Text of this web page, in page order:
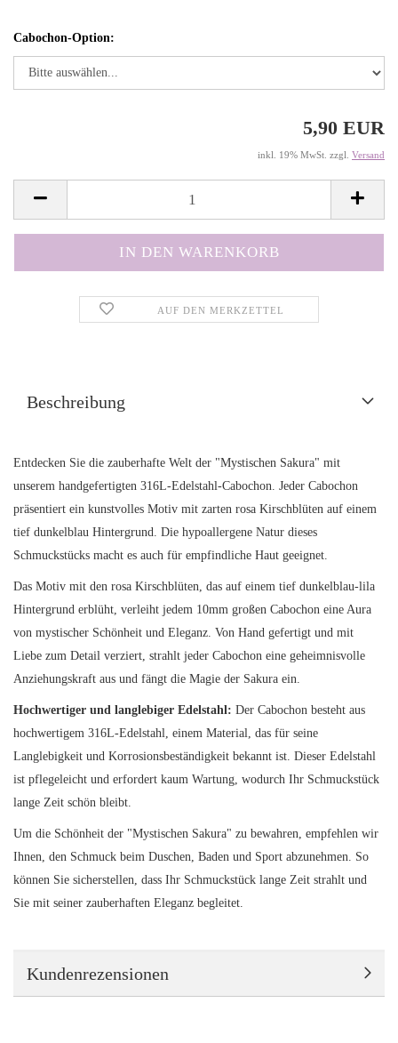
Cabochon-Option:
5,90 EUR
inkl. 19% MwSt. zzgl. Versand
AUF DEN MERKZETTEL
Beschreibung
Entdecken Sie die zauberhafte Welt der "Mystischen Sakura" mit
unserem handgefertigten 316L-Edelstahl-Cabochon. Jeder Cabochon
präsentiert ein kunstvolles Motiv mit zarten rosa Kirschblüten auf einem
tief dunkelblau Hintergrund. Die hypoallergene Natur dieses
Schmuckstücks macht es auch für empfindliche Haut geeignet.
Das Motiv mit den rosa Kirschblüten, das auf einem tief dunkelblau-lila
Hintergrund erblüht, verleiht jedem 10mm großen Cabochon eine Aura
von mystischer Schönheit und Eleganz. Von Hand gefertigt und mit
Liebe zum Detail verziert, strahlt jeder Cabochon eine geheimnisvolle
Anziehungskraft aus und fängt die Magie der Sakura ein.
Hochwertiger und langlebiger Edelstahl: Der Cabochon besteht aus
hochwertigem 316L-Edelstahl, einem Material, das für seine
Langlebigkeit und Korrosionsbeständigkeit bekannt ist. Dieser Edelstahl
ist pflegeleicht und erfordert kaum Wartung, wodurch Ihr Schmuckstück
lange Zeit schön bleibt.
Um die Schönheit der "Mystischen Sakura" zu bewahren, empfehlen wir
Ihnen, den Schmuck beim Duschen, Baden und Sport abzunehmen. So
können Sie sicherstellen, dass Ihr Schmuckstück lange Zeit strahlt und
Sie mit seiner zauberhaften Eleganz begleitet.
Kundenrezensionen